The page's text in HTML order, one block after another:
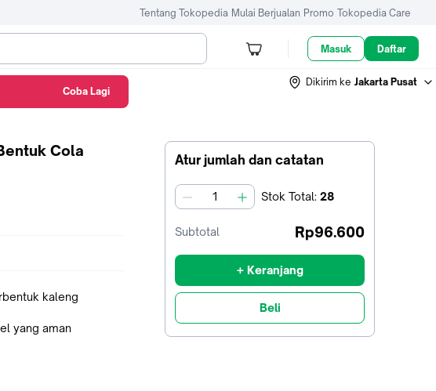
Tentang Tokopedia Mulai Berjualan Promo Tokopedia Care
Masuk Daftar
Dikirim ke Jakarta Pusat
Atur jumlah dan catatan
jumlah Stok Total: 28
Subtotal Rp96.600
+ Keranjang
Beli
Cola
kaleng
yang aman
Coba Lagi